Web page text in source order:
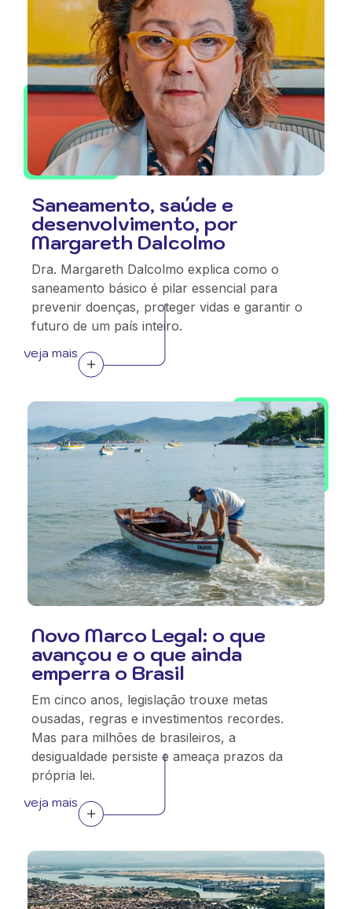
Saneamento, saúde e
desenvolvimento, por
Margareth Dalcolmo
Dra. Margareth Dalcolmo explica como o
saneamento básico é pilar essencial para
prevenir doenças, proteger vidas e garantir o
futuro de um país inteiro.
veja mais
Novo Marco Legal: o que
avançou e o que ainda
emperra o Brasil
Em cinco anos, legislação trouxe metas
ousadas, regras e investimentos recordes.
Mas para milhões de brasileiros, a
desigualdade persiste e ameaça prazos da
própria lei.
veja mais